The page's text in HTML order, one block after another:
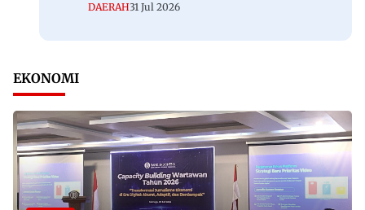
DAERAH31 Jul 2026
EKONOMI